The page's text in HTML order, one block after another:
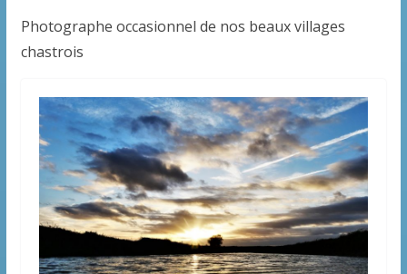
Photographe occasionnel de nos beaux villages
chastrois